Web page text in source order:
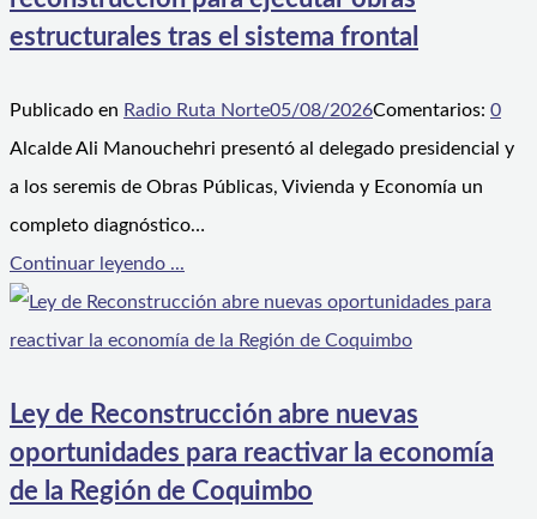
estructurales tras el sistema frontal
Publicado en Radio Ruta Norte05/08/2026Comentarios: 0
Alcalde Ali Manouchehri presentó al delegado presidencial y
a los seremis de Obras Públicas, Vivienda y Economía un
completo diagnóstico…
Continuar leyendo ...
Ley de Reconstrucción abre nuevas
oportunidades para reactivar la economía
de la Región de Coquimbo